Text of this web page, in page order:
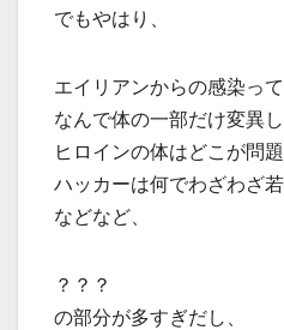
でもやはり、
エイリアンからの感染っ
なんで体の一部だけ変異
ヒロインの体はどこが問
ハッカーは何でわざわざ
などなど、
？？？
の部分が多すぎだし、